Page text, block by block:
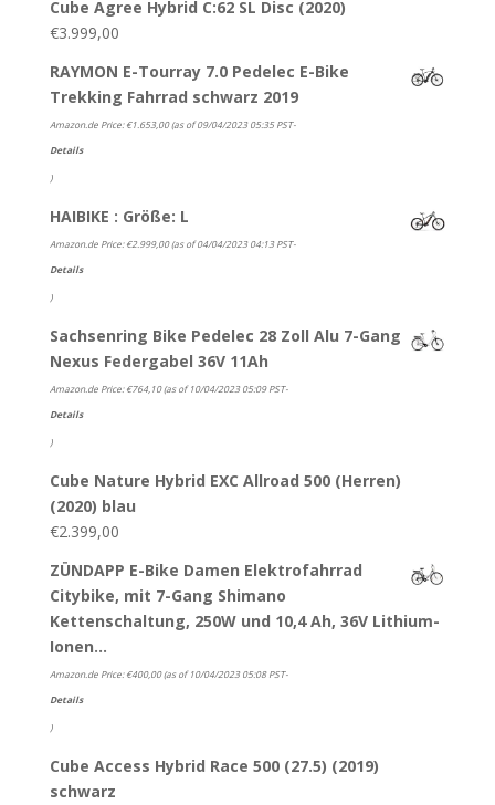
Cube Agree Hybrid C:62 SL Disc (2020)
€3.999,00
RAYMON E-Tourray 7.0 Pedelec E-Bike
Trekking Fahrrad schwarz 2019
Amazon.de Price:€1.653,00(as of 09/04/2023 05:35 PST-
Details
)
HAIBIKE : Größe: L
Amazon.de Price:€2.999,00(as of 04/04/2023 04:13 PST-
Details
)
Sachsenring Bike Pedelec 28 Zoll Alu 7-Gang
Nexus Federgabel 36V 11Ah
Amazon.de Price:€764,10(as of 10/04/2023 05:09 PST-
Details
)
Cube Nature Hybrid EXC Allroad 500 (Herren)
(2020) blau
€2.399,00
ZÜNDAPP E-Bike Damen Elektrofahrrad
Citybike, mit 7-Gang Shimano
Kettenschaltung, 250W und 10,4 Ah, 36V Lithium-
Ionen…
Amazon.de Price:€400,00(as of 10/04/2023 05:08 PST-
Details
)
Cube Access Hybrid Race 500 (27.5) (2019)
schwarz